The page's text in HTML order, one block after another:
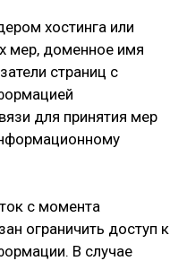
хостинга или
мер, доменное имя
страниц с
для принятия мер
с момента
ограничить доступ к
В случае